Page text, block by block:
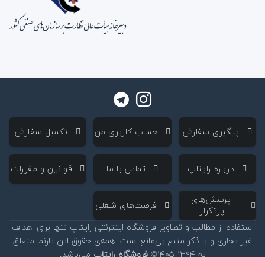
‌ پیگیری سفارش ‌ حساب کاربری من ‌ تکمیل سفارش
‌ درباره رایتاپ ‌ تماس با ما ‌ قوانین و مقررات
‌ پرسش‌های
پرتکرار
‌ فرصت‌های شغلی
استفاده از مطالب و تصاویر فروشگاه اینترنتی رایتاپ تنها برای اهداف
غیر تجاری و با ذکر منبع بی‌مانع است. همه‌ی حقوق این تارنما متعلق